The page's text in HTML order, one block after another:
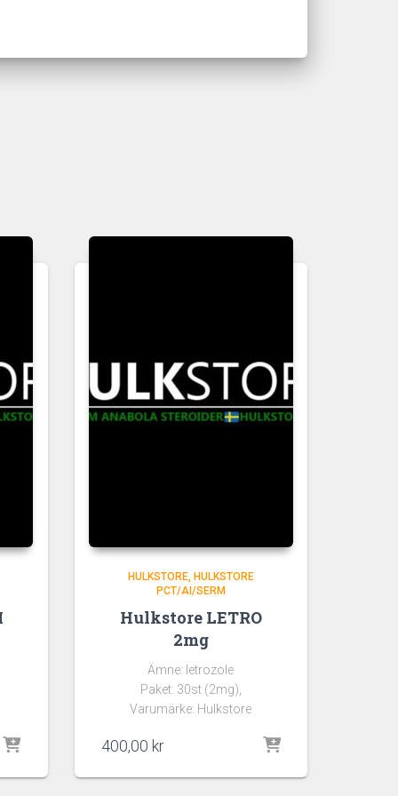
HULKSTORE HULKSTORE
PCT/AI/SERM
Hulkstore LETRO
2mg
Ämne: letrozole
Paket: 30st (2mg),
Varumärke: Hulkstore
400,00 kr